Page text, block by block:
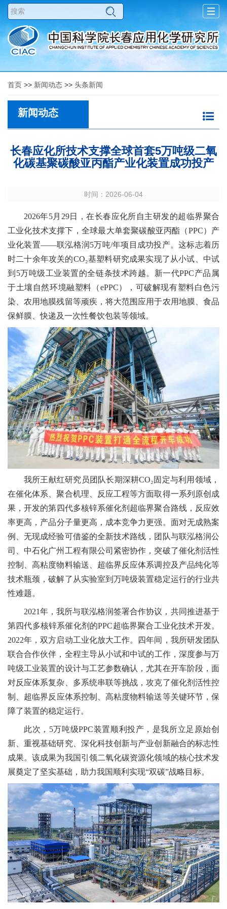
首页 >> 新闻动态 >> 头条新闻
新闻动态
长春应化所技术支撑全球首套5万吨级二氧
化碳基聚碳酸亚丙酯产业化装置成功投产
时间：2026-06-04
2026年5月 29日，在长春应化所自主研发的超临界聚合
工业化技术支撑下， 全球最大单套聚碳酸亚丙酯（PPC）产
业化装置——联泓格润5万吨/年项目成功投产。这标志着历
时二十余年攻关的CO₂基塑料研究成果实现了从小试、中试
到 5万吨级工业装置的全链条技术跨越。新一代PPC产品属
于土壤自然环境融塑料（ePPC）， 可破解现有塑料白色污
染、农用地膜残留等顽疾， 将大范围应用于农用地膜、食品
保鲜膜、快递及一次性餐饮包装等领域。
我所王献红研究员团队长期深耕CO₂固定与利用领域，
在催化体系、聚合机理、反应工程等方面取得一系列 原创成
果 ，开发的第四代多核锌系催化剂超临界聚合路线，反应效
率更高 ， 产品分子量更高 ， 成本竞争力更强。面对无成熟案
例、无现成经验可借鉴的全新技术路线， 团队与联泓格润公
司、中石化广州工程有限公司 紧密协作，突破了催化剂活性
控制、高粘度物料输送、超临界反应体系调控及产品纯化等
技术瓶颈，破解了从实验室到万吨级装置稳定运行的行业共
性难题。
2021年，我所与联泓格润签署合作协议，共同推进基于
第四代多核锌系催化剂的PPC超临界聚合工业化技术开发。
2022年，双方启动工业化放大工作。四年间， 我所研发团队
联合合作伙伴， 全程主导从小试和中试的工作，深度参与万
吨级工业装置的设计与工艺参数确认 ，尤其在开车阶段，面
对反应体系复杂、多系统串联等挑战，攻克了催化剂活性控
制
超临界反应体系控制、高粘度物料输送等关键环节，保
障了装置的稳定运行。
此次， 5万吨级PPC装置顺利投产，是我所立足原始创
新、重视基础研究、 深化科技创新与产业创新融合的标志性
成果。该成果为我国引领二氧化碳资源化领域的核心技术发
展奠定了坚实基础 ，助力我国顺利实现“双碳”战略 目标。